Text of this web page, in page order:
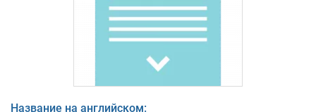
Название на английском: